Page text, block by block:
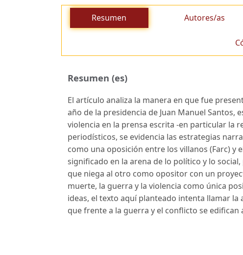
Resumen Autores/as
Resumen (es)
El artículo analiza la manera en que fue
año de la presidencia de Juan Manuel Santos,
violencia en la prensa escrita -en particular la
periodísticos, se evidencia las estrategias
como una oposición entre los villanos (Farc) y
significado en la arena de lo político y lo
que niega al otro como opositor con un
muerte, la guerra y la violencia como única
ideas, el texto aquí planteado intenta llamar
que frente a la guerra y el conflicto se